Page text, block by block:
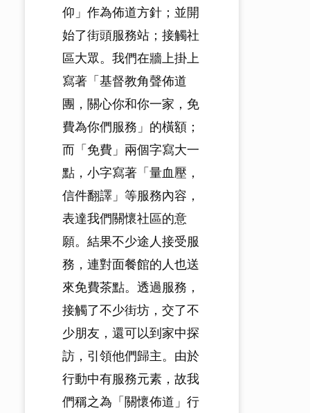
仰」作為佈道方針；並開
始了街頭服務站；接觸社
區大眾。我們在牆上掛上
寫著「基督教角聲佈道
團，關心你和你一家，免
費為你們服務」的橫額；
而「免費」兩個字寫大一
點，小字寫著「量血壓，
信件翻譯」等服務內容，
表達我們關懷社區的意
願。結果不少途人接受服
務，連對面餐館的人也送
來免費茶點。透過服務，
接觸了不少街坊，交了不
少朋友，還可以到家中探
訪，引領他們歸主。由於
行動中有服務元素，故我
們稱之為「關懷佈道」行